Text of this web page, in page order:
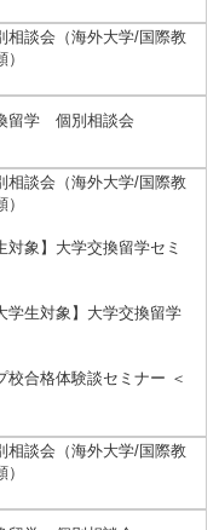
相談会（海外大学/国際教
換留学 個別相談会
相談会（海外大学/国際教
象】大学交換留学セミ
生対象】大学交換留学
合格体験談セミナー ＜
相談会（海外大学/国際教